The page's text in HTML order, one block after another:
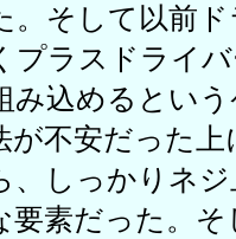
。そして以前
プラスドライ
み込めるとい
が不安だった
、しっかりネ
要素だった。